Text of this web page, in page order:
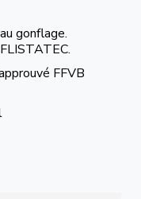
gonflage.
FFVB